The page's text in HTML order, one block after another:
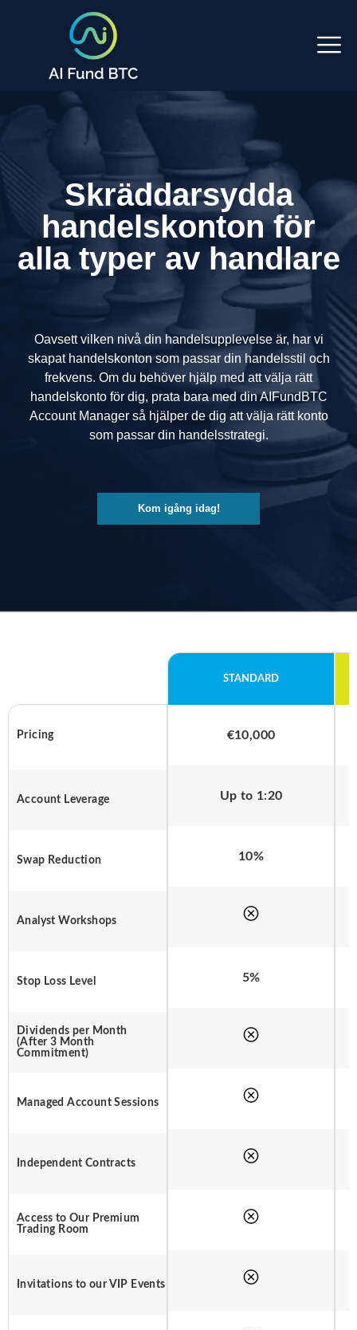
Skräddarsydda
handelskonton för
alla typer av handlare
Oavsett vilken nivå din handelsupplevelse är, har vi
skapat handelskonton som passar din handelsstil och
frekvens. Om du behöver hjälp med att välja rätt
handelskonto för dig, prata bara med din AIFundBTC
Account Manager så hjälper de dig att välja rätt konto
som passar din handelsstrategi.
Kom igång idag!
Pricing
Account Leverage
Swap Reduction
Analyst Workshops
Stop Loss Level
Dividends per Month
(After 3 Month
Commitment)
Managed Account Sessions
Independent Contracts
Access to Our Premium
Trading Room
Invitations to our VIP Events
STANDARD
€10,000
Up to 1:20
10%
5%